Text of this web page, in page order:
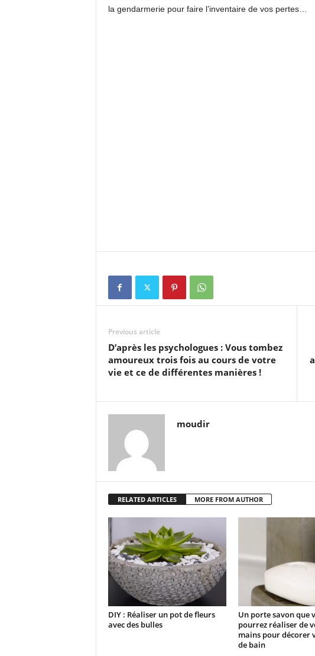
la gendarmerie pour faire l’inventaire de vos pertes…
Previous article
D’après les psychologues : Vous tombez
amoureux trois fois au cours de votre
vie et ce de différentes manières !
moudir
RELATED ARTICLES MORE FROM AUTHOR
DIY : Réaliser un pot de fleurs
avec des bulles
Un porte savon que
pourrez réaliser de
mains pour décorer
de bain